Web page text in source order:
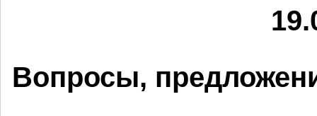
Вопросы,